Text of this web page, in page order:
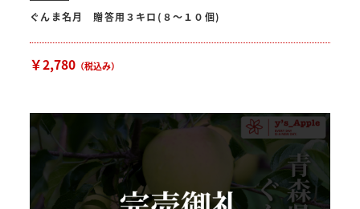
ぐんま名月 贈答用３キロ(８〜１０個)
￥2,780 （税込み）